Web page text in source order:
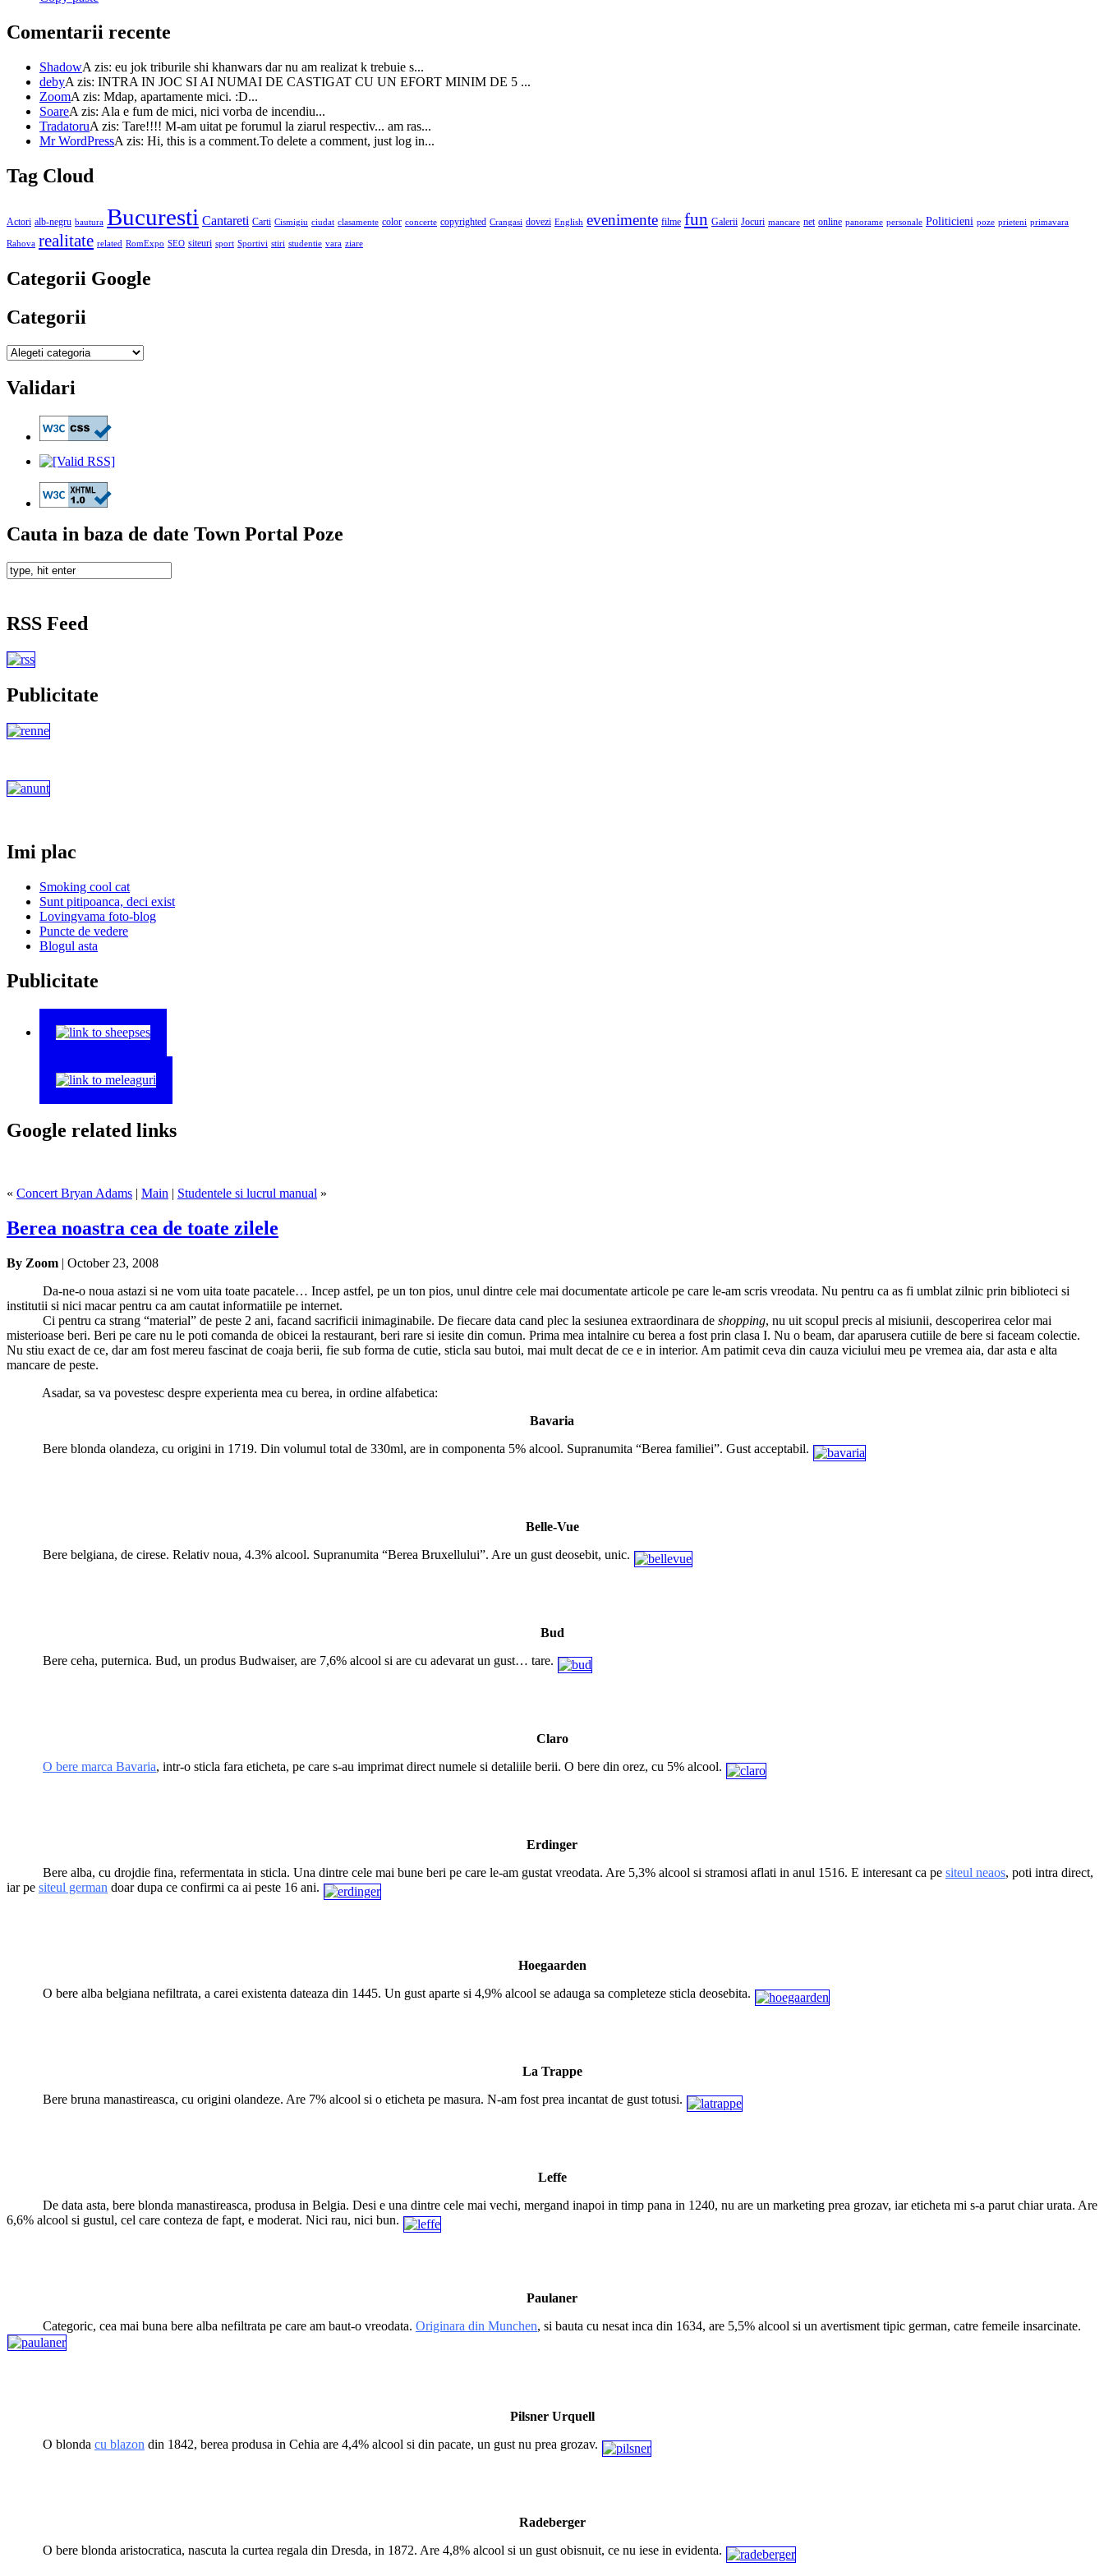
Comentarii recente
ShadowA zis: eu jok triburile shi khanwars dar nu am realizat k trebuie s...
debyA zis: INTRA IN JOC SI AI NUMAI DE CASTIGAT CU UN EFORT MINIM DE 5 ...
ZoomA zis: Mdap, apartamente mici. :D...
SoareA zis: Ala e fum de mici, nici vorba de incendiu...
TradatoruA zis: Tare!!!! M-am uitat pe forumul la ziarul respectiv... am ras...
Mr WordPressA zis: Hi, this is a comment.To delete a comment, just log in...
Tag Cloud
Actori alb-negru bautura Bucuresti Cantareti Carti Cismigiu ciudat clasamente color concerte copyrighted Crangasi dovezi English evenimente filme fun Galerii Jocuri mancare net online panorame personale Politicieni poze prieteni primavara
Rahova realitate related RomExpo SEO siteuri sport Sportivi stiri studentie vara ziare
Categorii Google
Categorii
Validari
Cauta in baza de date Town Portal Poze
RSS Feed
Publicitate
Imi plac
Smoking cool cat
Sunt pitipoanca, deci exist
Lovingvama foto-blog
Puncte de vedere
Blogul asta
Publicitate
Google related links
« Concert Bryan Adams | Main | Studentele si lucrul manual »
Berea noastra cea de toate zilele
By Zoom | October 23, 2008
Da-ne-o noua astazi si ne vom uita toate pacatele… Incep astfel, pe un ton pios, unul dintre cele mai documentate articole pe care le-am scris vreodata. Nu pentru ca as fi umblat zilnic prin biblioteci si
institutii si nici macar pentru ca am cautat informatiile pe internet.
Ci pentru ca strang “material” de peste 2 ani, facand sacrificii inimaginabile. De fiecare data cand plec la sesiunea extraordinara de shopping, nu uit scopul precis al misiunii, descoperirea celor mai
misterioase beri. Beri pe care nu le poti comanda de obicei la restaurant, beri rare si iesite din comun. Prima mea intalnire cu berea a fost prin clasa I. Nu o beam, dar aparusera cutiile de bere si faceam colectie.
Nu stiu exact de ce, dar am fost mereu fascinat de coaja berii, fie sub forma de cutie, sticla sau butoi, mai mult decat de ce e in interior. Am patimit ceva din cauza viciului meu pe vremea aia, dar asta e alta
mancare de peste.
Asadar, sa va povestesc despre experienta mea cu berea, in ordine alfabetica:
Bavaria
Bere blonda olandeza, cu origini in 1719. Din volumul total de 330ml, are in componenta 5% alcool. Supranumita “Berea familiei”. Gust acceptabil.
Belle-Vue
Bere belgiana, de cirese. Relativ noua, 4.3% alcool. Supranumita “Berea Bruxellului”. Are un gust deosebit, unic.
Bud
Bere ceha, puternica. Bud, un produs Budwaiser, are 7,6% alcool si are cu adevarat un gust… tare.
Claro
O bere marca Bavaria, intr-o sticla fara eticheta, pe care s-au imprimat direct numele si detaliile berii. O bere din orez, cu 5% alcool.
Erdinger
Bere alba, cu drojdie fina, refermentata in sticla. Una dintre cele mai bune beri pe care le-am gustat vreodata. Are 5,3% alcool si stramosi aflati in anul 1516. E interesant ca pe siteul neaos, poti intra direct,
iar pe siteul german doar dupa ce confirmi ca ai peste 16 ani.
Hoegaarden
O bere alba belgiana nefiltrata, a carei existenta dateaza din 1445. Un gust aparte si 4,9% alcool se adauga sa completeze sticla deosebita.
La Trappe
Bere bruna manastireasca, cu origini olandeze. Are 7% alcool si o eticheta pe masura. N-am fost prea incantat de gust totusi.
Leffe
De data asta, bere blonda manastireasca, produsa in Belgia. Desi e una dintre cele mai vechi, mergand inapoi in timp pana in 1240, nu are un marketing prea grozav, iar eticheta mi s-a parut chiar urata. Are
6,6% alcool si gustul, cel care conteza de fapt, e moderat. Nici rau, nici bun.
Paulaner
Categoric, cea mai buna bere alba nefiltrata pe care am baut-o vreodata. Originara din Munchen, si bauta cu nesat inca din 1634, are 5,5% alcool si un avertisment tipic german, catre femeile insarcinate.
Pilsner Urquell
O blonda cu blazon din 1842, berea produsa in Cehia are 4,4% alcool si din pacate, un gust nu prea grozav.
Radeberger
O bere blonda aristocratica, nascuta la curtea regala din Dresda, in 1872. Are 4,8% alcool si un gust obisnuit, ce nu iese in evidenta.